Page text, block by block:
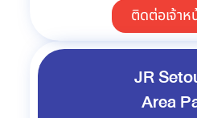
ติดต่อเจ้าห
JR
Area